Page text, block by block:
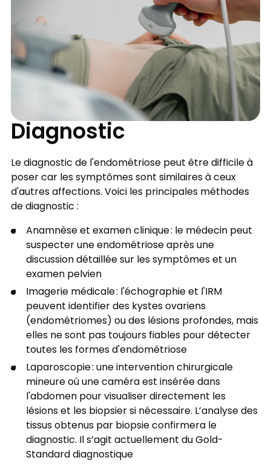
Diagnostic
Le diagnostic de l'endométriose peut être difficile à
poser car les symptômes sont similaires à ceux
d'autres affections. Voici les principales méthodes
de diagnostic :
Anamnèse et examen clinique : le médecin peut
suspecter une endométriose après une
discussion détaillée sur les symptômes et un
examen pelvien
Imagerie médicale : l'échographie et l'IRM
peuvent identifier des kystes ovariens
(endométriomes) ou des lésions profondes, mais
elles ne sont pas toujours fiables pour détecter
toutes les formes d'endométriose
Laparoscopie : une intervention chirurgicale
mineure où une caméra est insérée dans
l'abdomen pour visualiser directement les
lésions et les biopsier si nécessaire. L’analyse des
tissus obtenus par biopsie confirmera le
diagnostic. Il s’agit actuellement du Gold-
Standard diagnostique